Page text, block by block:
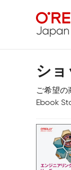
ショ
ご希望の
Ebook